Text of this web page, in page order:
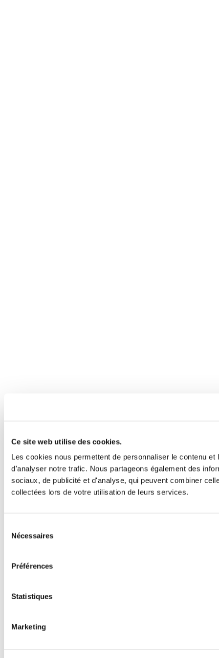
Ce site web utilise des cookies.
Les cookies nous permettent de personnaliser le contenu
d'analyser notre trafic. Nous partageons également des
sociaux, de publicité et d'analyse, qui peuvent combiner
collectées lors de votre utilisation de leurs services.
Nécessaires
Préférences
Statistiques
Marketing